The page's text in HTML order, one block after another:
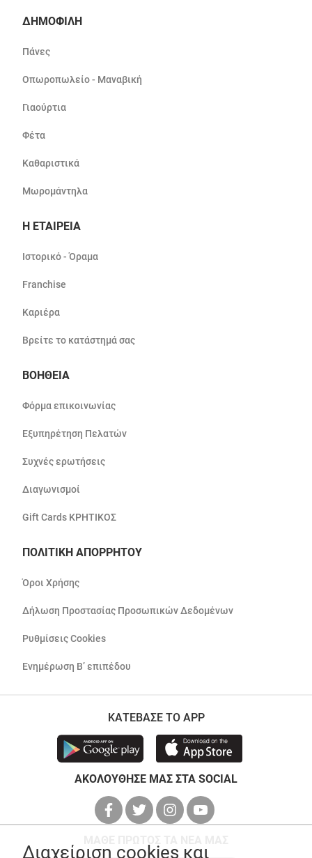
ΔΗΜΟΦΙΛΗ
Πάνες
Οπωροπωλείο - Μαναβική
Γιαούρτια
Φέτα
Καθαριστικά
Μωρομάντηλα
Η ΕΤΑΙΡΕΙΑ
Ιστορικό - Όραμα
Franchise
Καριέρα
Βρείτε το κατάστημά σας
ΒΟΗΘΕΙΑ
Φόρμα επικοινωνίας
Εξυπηρέτηση Πελατών
Συχνές ερωτήσεις
Διαγωνισμοί
Gift Cards ΚΡΗΤΙΚΟΣ
ΠΟΛΙΤΙΚΗ ΑΠΟΡΡΗΤΟΥ
Όροι Χρήσης
Δήλωση Προστασίας Προσωπικών Δεδομένων
Ρυθμίσεις Cookies
Ενημέρωση Β’ επιπέδου
ΚΑΤΕΒΑΣΕ ΤΟ APP
ΑΚΟΛΟΥΘΗΣΕ ΜΑΣ ΣΤΑ SOCIAL
Διαχείριση cookies και